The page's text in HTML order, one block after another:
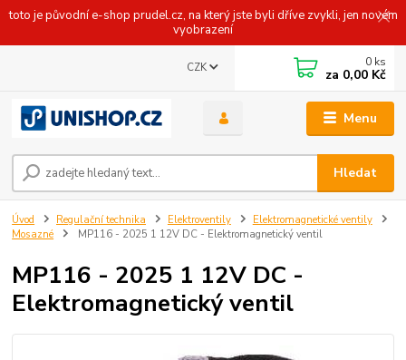
toto je původní e-shop prudel.cz, na který jste byli dříve zvykli, jen novém
vyobrazení
Menu
CZK
Hledat
0 ks
za 0,00 Kč
Úvod Regulační technika Elektroventily
Elektromagnetické ventily
Mosazné
MP116 - 2025 1 12V DC - Elektromagnetický ventil
MP116 - 2025 1 12V DC -
Elektromagnetický ventil